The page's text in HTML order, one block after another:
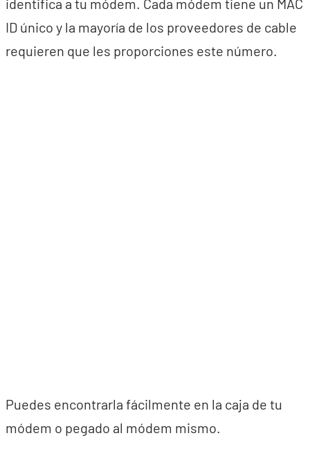
identifica a tu módem. Cada módem tiene un MAC
ID único y la mayoría de los proveedores de cable
requieren que les proporciones este número.
Puedes encontrarla fácilmente en la caja de tu
módem o pegado al módem mismo.